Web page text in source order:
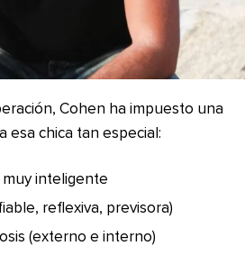
Cohen ha impuesto una
esa chica tan especial:
muy inteligente
reflexiva, previsora)
(externo e interno)